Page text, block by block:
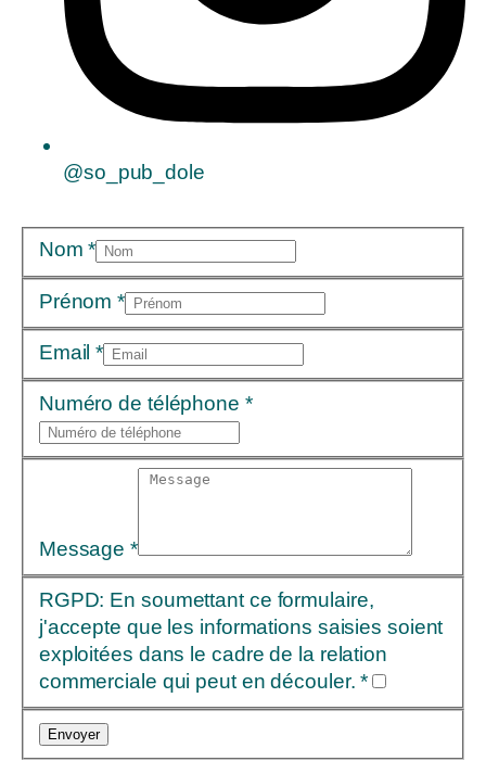
@so_pub_dole
Nom *
Prénom *
Email *
Numéro de téléphone *
Message *
RGPD: En soumettant ce formulaire,
j'accepte que les informations saisies soient
exploitées dans le cadre de la relation
commerciale qui peut en découler. *
Envoyer